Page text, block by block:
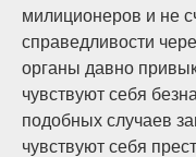
милиционеров и не
справедливости
органы давно
чувствуют себя
подобных случаев
чувствуют себя